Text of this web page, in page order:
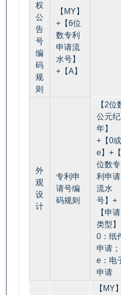
权
公
告
号
编
码
规
则
【MY】
+【6位
数专利
申请流
水号】
+【A】
外
观
设
计
专利申
请号编
码规则
【2位
公元纪
年】
+【0或
e】+
位数专
利申请
流水
号】+
【申请
类型】
0：纸
申请；
e：电
申请
【MY】